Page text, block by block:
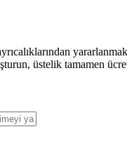
üstelik tamamen